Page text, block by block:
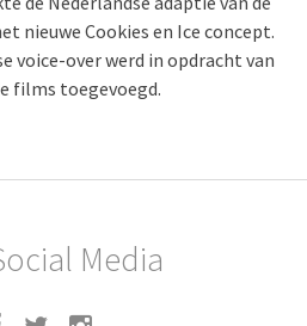
nieuwe Cookies en Ice concept.
voice-over werd in opdracht van
films toegevoegd.
Media